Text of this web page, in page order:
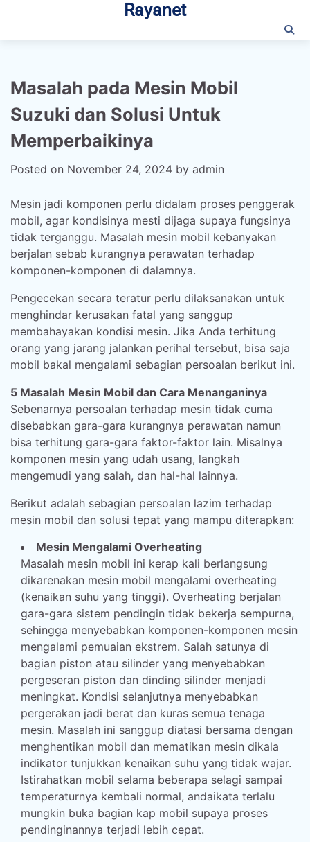
content
Rayanet
Masalah pada Mesin Mobil
Suzuki dan Solusi Untuk
Memperbaikinya
Posted on November 24, 2024 by admin
Mesin jadi komponen perlu didalam proses penggerak
mobil, agar kondisinya mesti dijaga supaya fungsinya
tidak terganggu. Masalah mesin mobil kebanyakan
berjalan sebab kurangnya perawatan terhadap
komponen-komponen di dalamnya.
Pengecekan secara teratur perlu dilaksanakan untuk
menghindar kerusakan fatal yang sanggup
membahayakan kondisi mesin. Jika Anda terhitung
orang yang jarang jalankan perihal tersebut, bisa saja
mobil bakal mengalami sebagian persoalan berikut ini.
5 Masalah Mesin Mobil dan Cara Menanganinya
Sebenarnya persoalan terhadap mesin tidak cuma
disebabkan gara-gara kurangnya perawatan namun
bisa terhitung gara-gara faktor-faktor lain. Misalnya
komponen mesin yang udah usang, langkah
mengemudi yang salah, dan hal-hal lainnya.
Berikut adalah sebagian persoalan lazim terhadap
mesin mobil dan solusi tepat yang mampu diterapkan:
Mesin Mengalami Overheating
Masalah mesin mobil ini kerap kali berlangsung
dikarenakan mesin mobil mengalami overheating
(kenaikan suhu yang tinggi). Overheating berjalan
gara-gara sistem pendingin tidak bekerja sempurna,
sehingga menyebabkan komponen-komponen mesin
mengalami pemuaian ekstrem. Salah satunya di
bagian piston atau silinder yang menyebabkan
pergeseran piston dan dinding silinder menjadi
meningkat. Kondisi selanjutnya menyebabkan
pergerakan jadi berat dan kuras semua tenaga
mesin. Masalah ini sanggup diatasi bersama dengan
menghentikan mobil dan mematikan mesin dikala
indikator tunjukkan kenaikan suhu yang tidak wajar.
Istirahatkan mobil selama beberapa selagi sampai
temperaturnya kembali normal, andaikata terlalu
mungkin buka bagian kap mobil supaya proses
pendinginannya terjadi lebih cepat.